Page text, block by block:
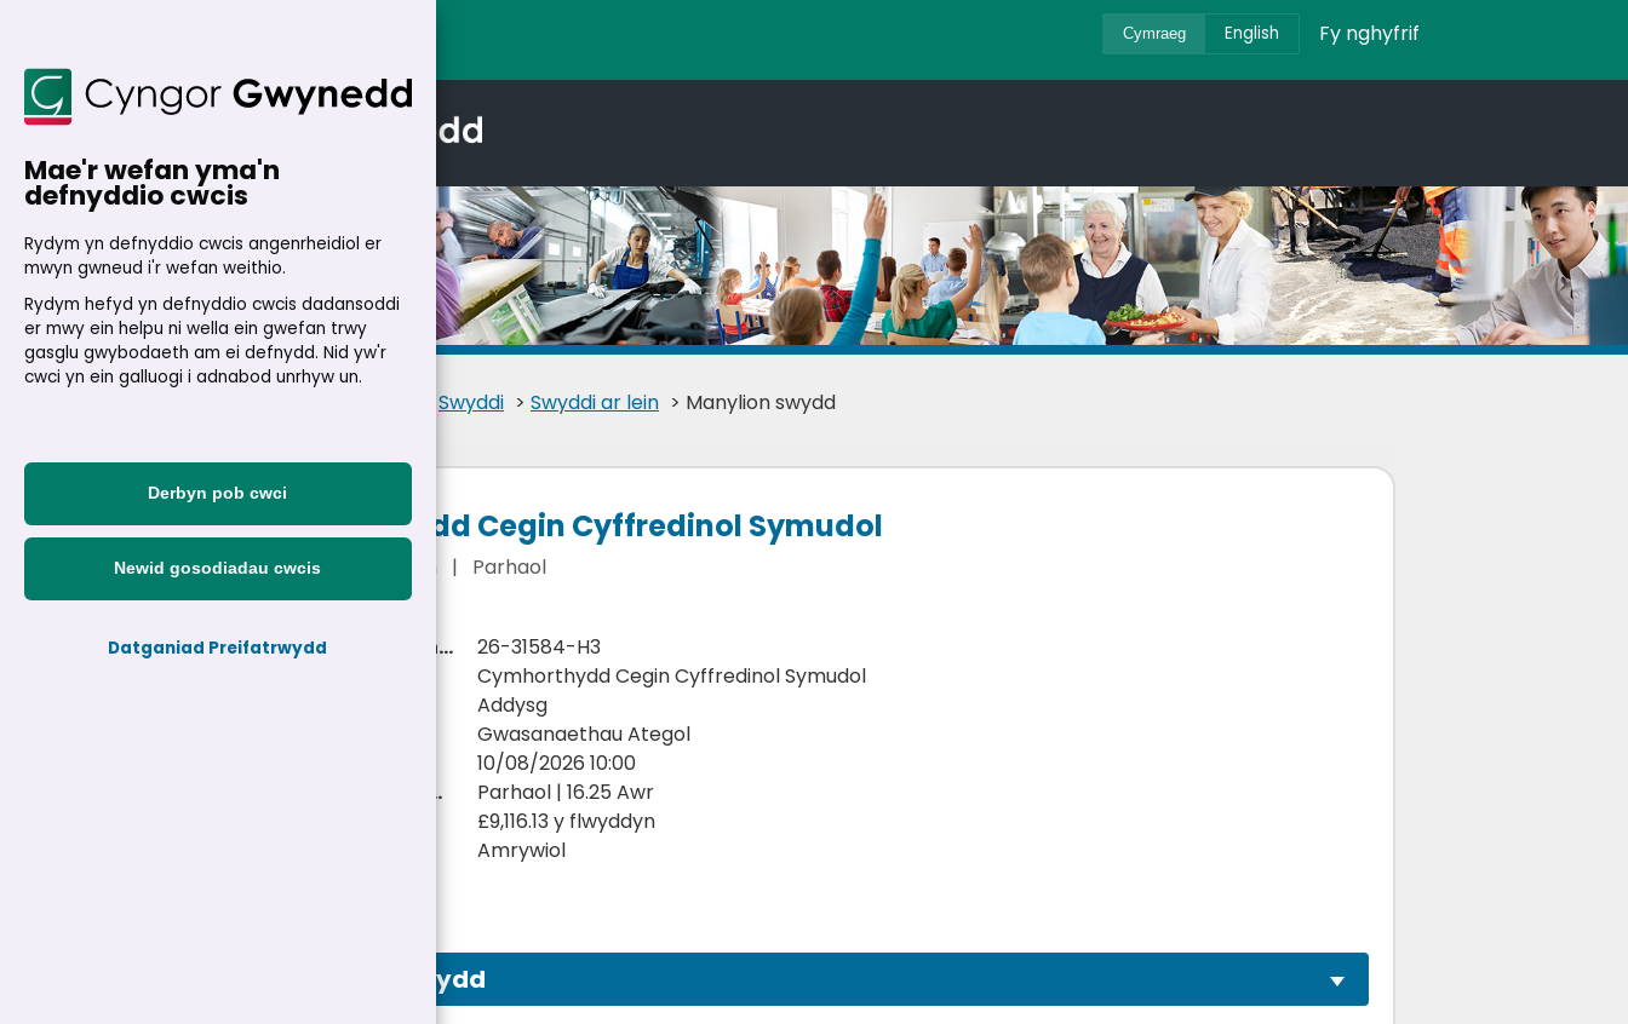
Cymraeg English Fy nghyfrif
Manylion
Swyddi > Swyddi ar lein > Manylion swydd
Cymhorthydd Cegin Cyffredinol Symudol
£9,116.13 y flwyddyn | Parhaol
Cyfeirnod personel:
26-31584-H3
Cymhorthydd Cegin Cyffredinol Symudol
Addysg
Gwasanaethau Ategol
10/08/2026 10:00
Math Swydd/Oriau:
Parhaol | 16.25 Awr
£9,116.13 y flwyddyn
Amrywiol
Hysbyseb Swydd
Mae'r wefan yma'n
defnyddio cwcis
Rydym yn defnyddio cwcis angenrheidiol er
mwyn gwneud i'r wefan weithio.
Rydym hefyd yn defnyddio cwcis dadansoddi
er mwy ein helpu ni wella ein gwefan trwy
gasglu gwybodaeth am ei defnydd. Nid yw'r
cwci yn ein galluogi i adnabod unrhyw un.
Derbyn pob cwci
Newid gosodiadau cwcis
Datganiad Preifatrwydd